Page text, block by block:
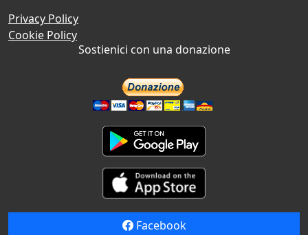
Privacy Policy
Cookie Policy
Sostienici con una donazione
Facebook